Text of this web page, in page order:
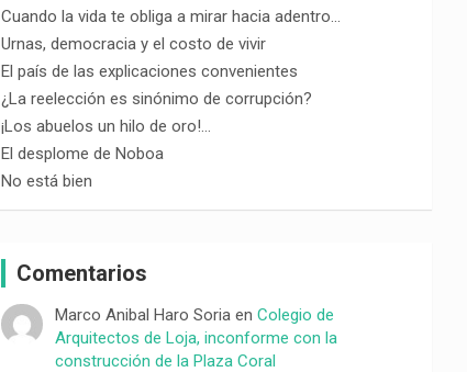
Cuando la vida te obliga a mirar hacia adentro…
Urnas, democracia y el costo de vivir
El país de las explicaciones convenientes
¿La reelección es sinónimo de corrupción?
¡Los abuelos un hilo de oro!…
El desplome de Noboa
No está bien
Comentarios
Marco Anibal Haro Soria enColegio de
Arquitectos de Loja, inconforme con la
construcción de la Plaza Coral